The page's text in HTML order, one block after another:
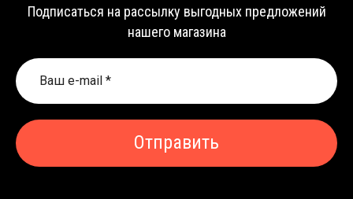
Подписаться на рассылку выгодных предложений
нашего магазина
Отправить